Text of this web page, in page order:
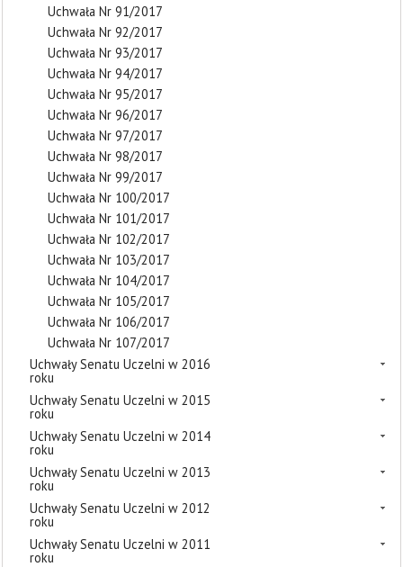
Uchwała Nr 91/2017
Uchwała Nr 92/2017
Uchwała Nr 93/2017
Uchwała Nr 94/2017
Uchwała Nr 95/2017
Uchwała Nr 96/2017
Uchwała Nr 97/2017
Uchwała Nr 98/2017
Uchwała Nr 99/2017
Uchwała Nr 100/2017
Uchwała Nr 101/2017
Uchwała Nr 102/2017
Uchwała Nr 103/2017
Uchwała Nr 104/2017
Uchwała Nr 105/2017
Uchwała Nr 106/2017
Uchwała Nr 107/2017
Uchwały Senatu Uczelni w 2016
roku
Uchwały Senatu Uczelni w 2015
roku
Uchwały Senatu Uczelni w 2014
roku
Uchwały Senatu Uczelni w 2013
roku
Uchwały Senatu Uczelni w 2012
roku
Uchwały Senatu Uczelni w 2011
roku